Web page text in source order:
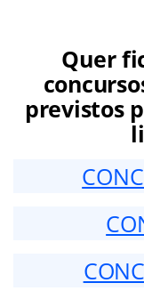
Quer
previstos